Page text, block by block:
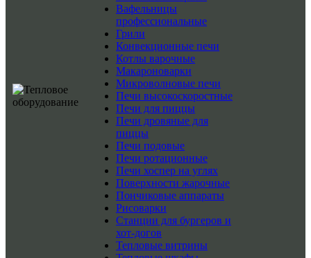
Вафельницы
профессиональные
Грили
Конвекционные печи
Котлы варочные
Макароноварки
Микроволновые печи
Печи высокоскоростные
Печи для пиццы
Печи дровяные для
пиццы
Печи подовые
Печи ротационные
Печи хоспер на углях
Поверхности жарочные
Пончиковые аппараты
Рисоварки
Станции для бургеров и
хот-догов
Тепловые витрины